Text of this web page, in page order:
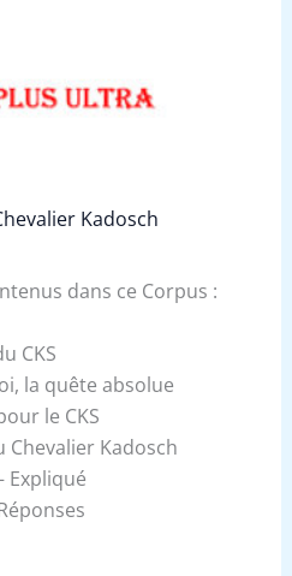
Kadosch
dans ce Corpus :
CKS
la quête absolue
le CKS
Chevalier Kadosch
Expliqué